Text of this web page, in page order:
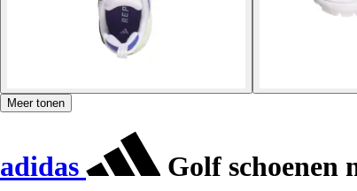
Meer tonen
adidas Golf schoenen